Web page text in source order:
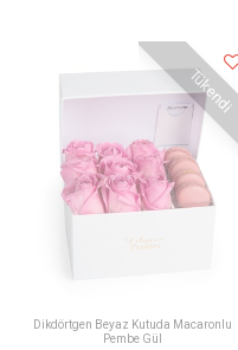
Tükendi
Dikdörtgen Beyaz Kutuda Macaronlu
Pembe Gül